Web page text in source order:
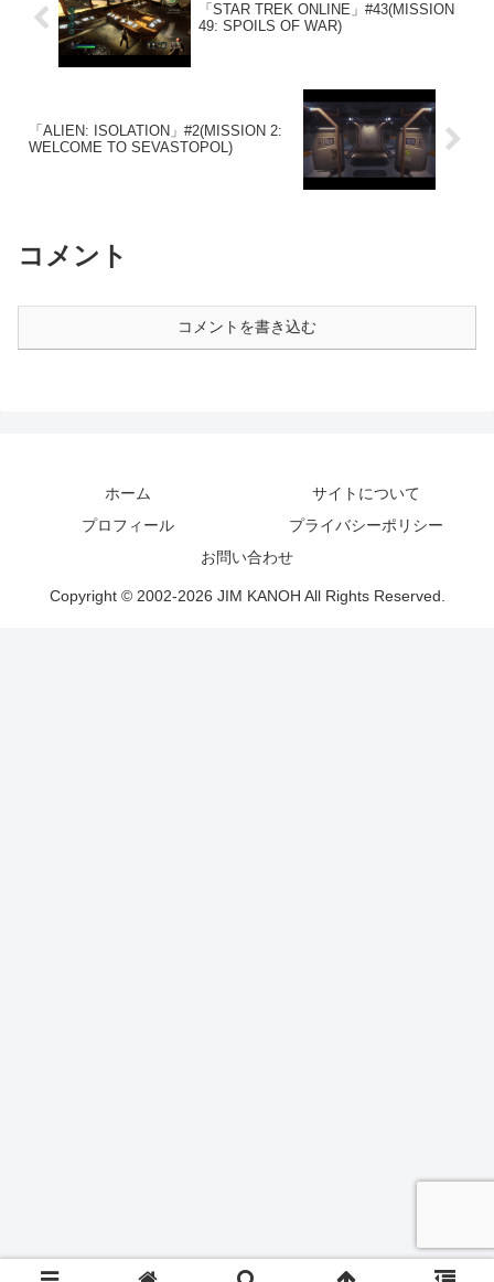
「STAR TREK ONLINE」#43(MISSION
49: SPOILS OF WAR)
「ALIEN: ISOLATION」#2(MISSION 2:
WELCOME TO SEVASTOPOL)
コメント
コメントを書き込む
ホーム
サイトについて
プロフィール
プライバシーポリシー
お問い合わせ
Copyright © 2002-2026 JIM KANOH All Rights Reserved.